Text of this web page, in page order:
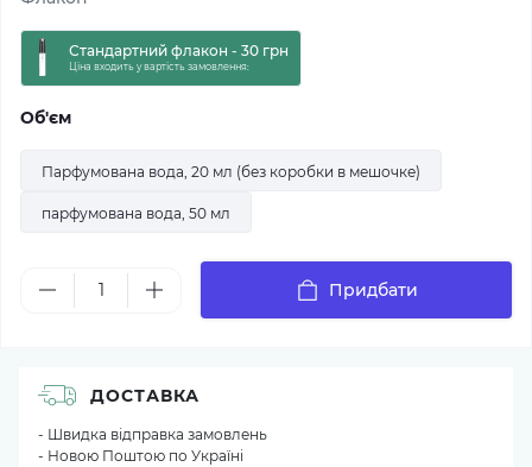
Стандартний флакон - 30 грн
Ціна входить у вартість замовлення:
Об'єм
Парфумована вода, 20 мл (без коробки в мешочке)
парфумована вода, 50 мл
Придбати
ДОСТАВКА
- Швидка відправка замовлень
- Новою Поштою по Україні